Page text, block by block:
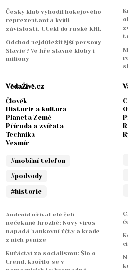
Český klub vyhodil hokejového
reprezentanta kvůli
závislosti. Utekl do ruské KHL
Odchod nejdůležitější persony
Slavie? Ve hře slavné kluby i
miliony
VědaŽivě.cz
Člověk
Historie a kultura
Planeta Země
Příroda a zvířata
Technika
Vesmír
#mobilní telefon
#podvody
#historie
Android uživatelé čelí
nečekané hrozbě: Nový virus
napadá bankovní účty a krade
z nich peníze
Kuřáctví za socialismu: Šlo o
trend, kouřilo se v